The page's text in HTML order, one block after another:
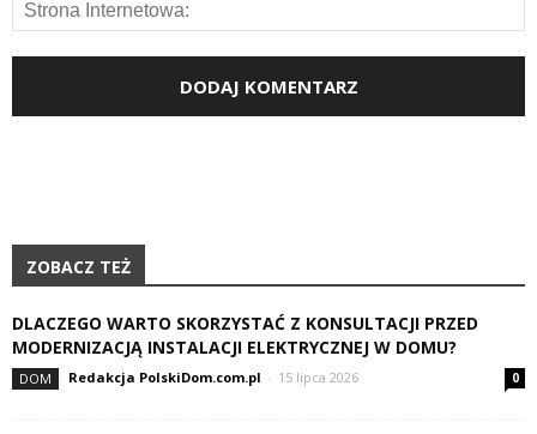
ZOBACZ TEŻ
DLACZEGO WARTO SKORZYSTAĆ Z KONSULTACJI PRZED
MODERNIZACJĄ INSTALACJI ELEKTRYCZNEJ W DOMU?
DOM Redakcja PolskiDom.com.pl - 15 lipca 2026 0